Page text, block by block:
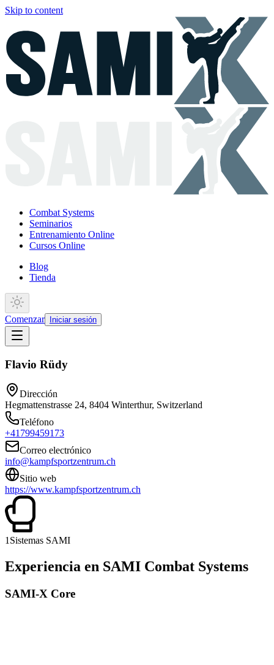
Skip to content
Combat Systems
Seminarios
Entrenamiento Online
Cursos Online
Blog
Tienda
Comenzar Iniciar sesión
Flavio Rüdy
Dirección
Hegmattenstrasse 24, 8404 Winterthur, Switzerland
Teléfono
+41799459173
Correo electrónico
info@kampfsportzentrum.ch
Sitio web
https://www.kampfsportzentrum.ch
1Sistemas SAMI
Experiencia en SAMI Combat Systems
SAMI-X Core